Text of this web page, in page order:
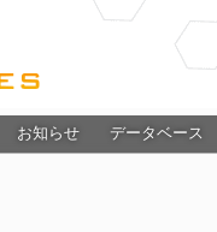
お知らせ データベース